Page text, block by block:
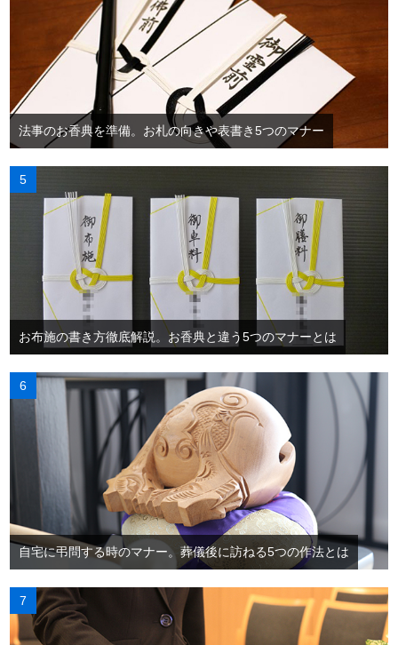
法事のお香典を準備。お札の向きや表書き5つのマナー
お布施の書き方徹底解説。お香典と違う5つのマナーとは
自宅に弔問する時のマナー。葬儀後に訪ねる5つの作法とは